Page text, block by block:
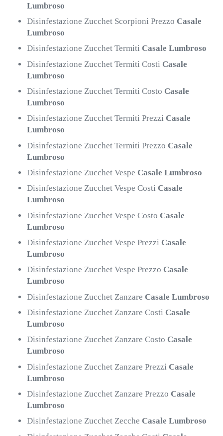
Lumbroso
Disinfestazione Zucchet Scorpioni Prezzo Casale
Lumbroso
Disinfestazione Zucchet Termiti Casale Lumbroso
Disinfestazione Zucchet Termiti Costi Casale
Lumbroso
Disinfestazione Zucchet Termiti Costo Casale
Lumbroso
Disinfestazione Zucchet Termiti Prezzi Casale
Lumbroso
Disinfestazione Zucchet Termiti Prezzo Casale
Lumbroso
Disinfestazione Zucchet Vespe Casale Lumbroso
Disinfestazione Zucchet Vespe Costi Casale
Lumbroso
Disinfestazione Zucchet Vespe Costo Casale
Lumbroso
Disinfestazione Zucchet Vespe Prezzi Casale
Lumbroso
Disinfestazione Zucchet Vespe Prezzo Casale
Lumbroso
Disinfestazione Zucchet Zanzare Casale Lumbroso
Disinfestazione Zucchet Zanzare Costi Casale
Lumbroso
Disinfestazione Zucchet Zanzare Costo Casale
Lumbroso
Disinfestazione Zucchet Zanzare Prezzi Casale
Lumbroso
Disinfestazione Zucchet Zanzare Prezzo Casale
Lumbroso
Disinfestazione Zucchet Zecche Casale Lumbroso